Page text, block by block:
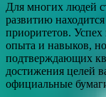
Для многих людей
развитию
приоритетов. Успех
опыта и навыков,
подтверждающих
достижения целей
официальные